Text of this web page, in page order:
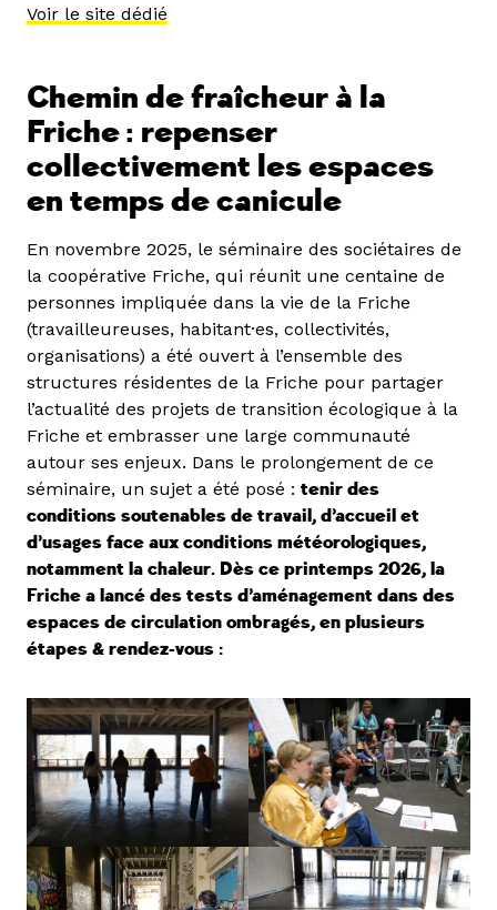
Voir le site dédié
Chemin de fraîcheur à la
Friche : repenser
collectivement les espaces
en temps de canicule
En novembre 2025, le séminaire des sociétaires de
la coopérative Friche, qui réunit une centaine de
personnes impliquée dans la vie de la Friche
(travailleureuses, habitant·es, collectivités,
organisations) a été ouvert à l’ensemble des
structures résidentes de la Friche pour partager
l’actualité des projets de transition écologique à la
Friche et embrasser une large communauté
autour ses enjeux. Dans le prolongement de ce
séminaire, un sujet a été posé : tenir des
conditions soutenables de travail, d’accueil et
d’usages face aux conditions météorologiques,
notamment la chaleur. Dès ce printemps 2026, la
Friche a lancé des tests d’aménagement dans des
espaces de circulation ombragés, en plusieurs
étapes & rendez-vous :